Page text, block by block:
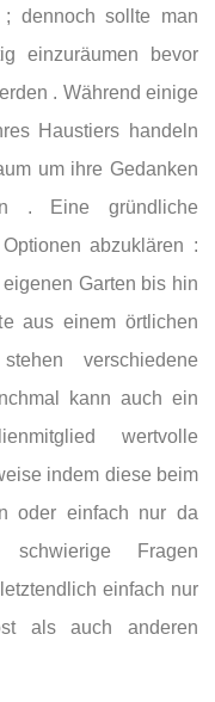
; dennoch sollte man
einzuräumen bevor
. Während einige
Haustiers handeln
um ihre Gedanken
. Eine gründliche
abzuklären :
Garten bis hin
aus einem örtlichen
verschiedene
kann auch ein
wertvolle
indem diese beim
oder einfach nur da
Fragen
einfach nur
als auch anderen